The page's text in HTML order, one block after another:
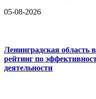
05-08-2026
Ленинградская область
рейтинг по
деятельности